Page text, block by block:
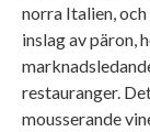
norra Italien,
inslag av päron,
restauranger.
mousserande